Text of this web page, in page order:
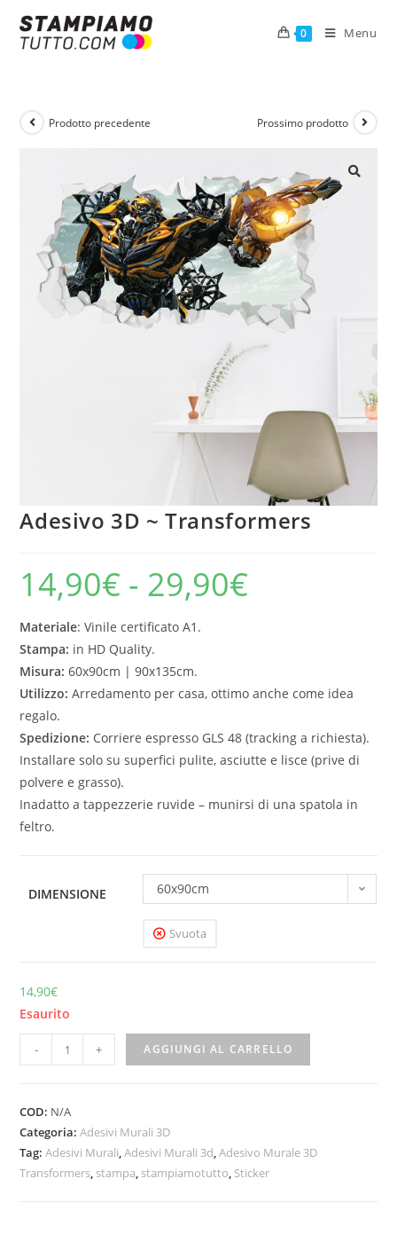
0 Menu
Prodotto precedente Prossimo prodotto
Adesivo 3D ~ Transformers
14,90€ - 29,90€
Materiale: Vinile certificato A1.
Stampa: in HD Quality.
Misura: 60x90cm | 90x135cm.
Utilizzo: Arredamento per casa, ottimo anche come idea
regalo.
Spedizione: Corriere espresso GLS 48 (tracking a richiesta).
Installare solo su superfici pulite, asciutte e lisce (prive di
polvere e grasso).
Inadatto a tappezzerie ruvide – munirsi di una spatola in
feltro.
DIMENSIONE 60x90cm
Svuota
14,90€
Esaurito
- + AGGIUNGI AL CARRELLO
COD: N/A
Categoria:Adesivi Murali 3D
Tag:Adesivi Murali,Adesivi Murali 3d,Adesivo Murale 3D
Transformers, stampa, stampiamotutto, Sticker